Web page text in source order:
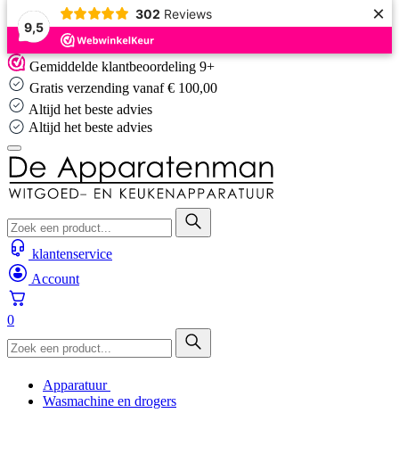
9,5
302 Reviews ×
Skip
to
content
Gemiddelde klantbeoordeling 9+
Gratis verzending vanaf € 100,00
Altijd het beste advies
Altijd het beste advies
klantenservice
Account
0
Apparatuur
Wasmachine en drogers